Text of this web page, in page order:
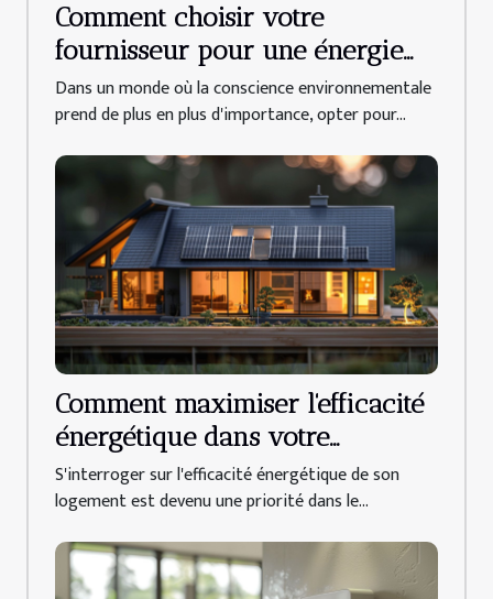
Comment choisir votre
fournisseur pour une énergie
durable et française
Dans un monde où la conscience environnementale
prend de plus en plus d'importance, opter pour...
Comment maximiser l'efficacité
énergétique dans votre
logement
S'interroger sur l'efficacité énergétique de son
logement est devenu une priorité dans le...